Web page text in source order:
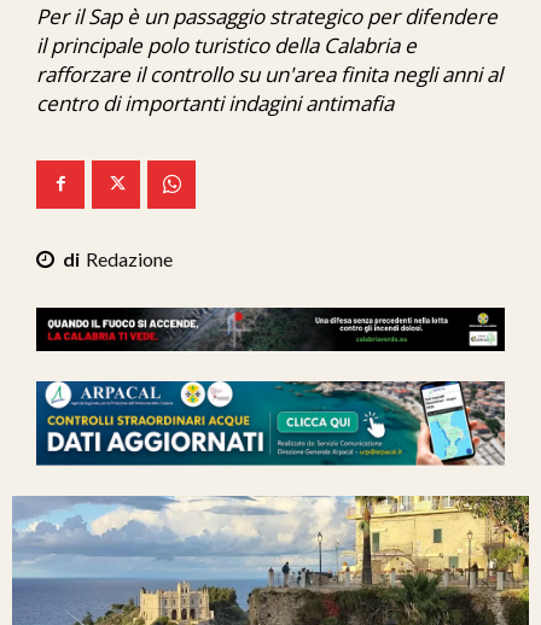
Ita-Mondo
C7 Play
Mix Zone
Per il Sap è un passaggio strategico per difendere
il principale polo turistico della Calabria e
rafforzare il controllo su un'area finita negli anni al
centro di importanti indagini antimafia
Redazione